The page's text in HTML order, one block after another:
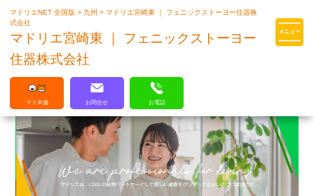
マドリエはLIXILの厳しい基準を
マドリエNET 全国版> 九州>マドリエ宮崎東 ｜ フェニックストーヨー住器株
式会社
マドリエ宮崎東 ｜ フェニックストーヨー
住器株式会社
マド本舗 お問合せ お電話